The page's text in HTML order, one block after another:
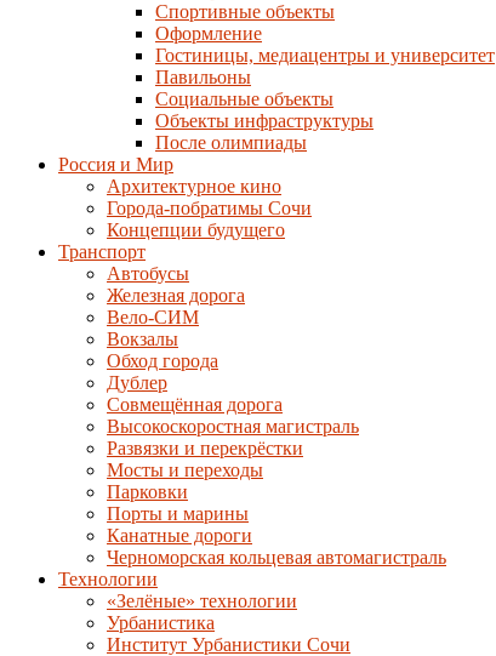
Спортивные объекты
Оформление
Гостиницы, медиацентры и университет
Павильоны
Социальные объекты
Объекты инфраструктуры
После олимпиады
Россия и Мир
Архитектурное кино
Города-побратимы Сочи
Концепции будущего
Транспорт
Автобусы
Железная дорога
Вело-СИМ
Вокзалы
Обход города
Дублер
Совмещённая дорога
Высокоскоростная магистраль
Развязки и перекрёстки
Мосты и переходы
Парковки
Порты и марины
Канатные дороги
Черноморская кольцевая автомагистраль
Технологии
«Зелёные» технологии
Урбанистика
Институт Урбанистики Сочи